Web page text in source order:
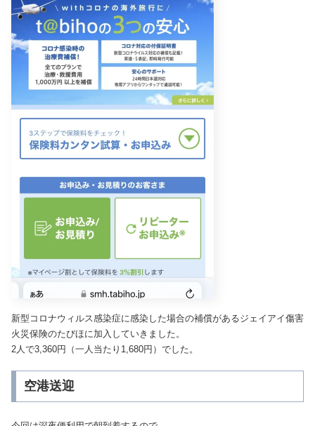
新型コロナウィルス感染症に感染した場合の補償があるジェイアイ傷害
火災保険のたびほに加入していきました。
2人で3,360円（一人当たり1,680円）でした。
空港送迎